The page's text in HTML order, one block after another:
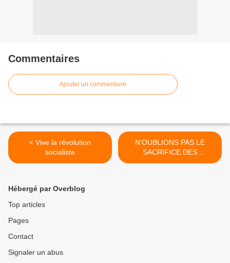
Commentaires
Ajouter un commentaire
< Vive la révolution
socialiste
N’OUBLIONS PAS LE
SACRIFICE DES
COMMUNISTES ET DE
Hébergé par Overblog
Top articles
Pages
Contact
Signaler un abus